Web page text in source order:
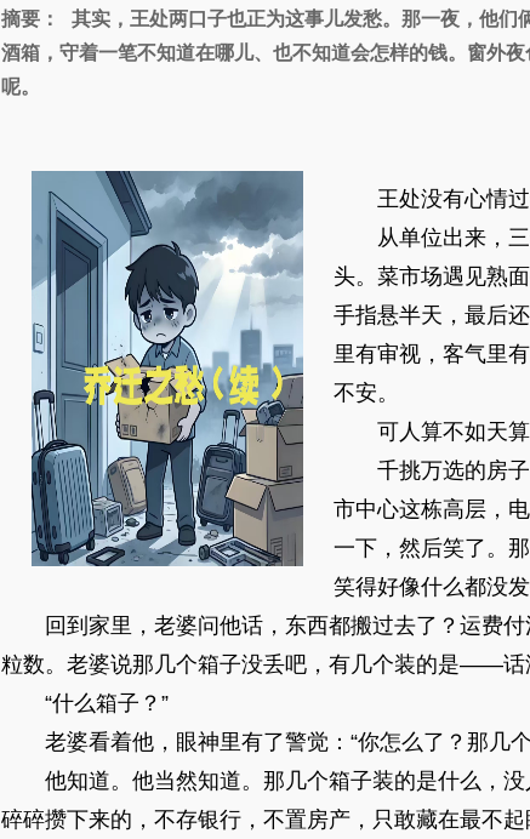
摘要：
其实，王处两口子也正为这事儿发愁。那一夜，他
酒箱，守着一笔不知道在哪儿、也不知道会怎样的钱。窗外
呢。
王处没有心情过
从单位出来，
头。菜市场遇见熟
手指悬半天，最后
里有审视，客气里
不安。
可人算不如天算
千挑万选的房
市中心这栋高层，
一下，然后笑了。
笑得好像什么都没
回到家里，老婆问他话，东西都搬过去了？运费
粒数。老婆说那几个箱子没丢吧，有几个装的是——话
“什么箱子？”
老婆看着他，眼神里有了警觉：“你怎么了？那几
他知道。他当然知道。那几个箱子装的是什么，
碎碎攒下来的，不存银行，不置房产，只敢藏在最不